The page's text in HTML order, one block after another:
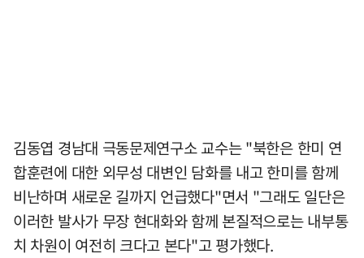
김동엽 경남대 극동문제연구소 교수는 "북한은 한미 연
합훈련에 대한 외무성 대변인 담화를 내고 한미를 함께
비난하며 새로운 길까지 언급했다"면서 "그래도 일단은
이러한 발사가 무장 현대화와 함께 본질적으로는 내부통
치 차원이 여전히 크다고 본다"고 평가했다.